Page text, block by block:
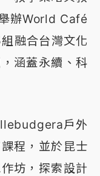
辦World Café
融合台灣文化
涵蓋永續、科
戶外
程，並於昆士
坊，探索設計